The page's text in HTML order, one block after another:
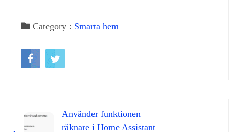
Category : Smarta hem
Använder funktionen
räknare i Home Assistant